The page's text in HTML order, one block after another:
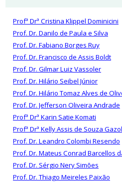
Profª Drª Cristina Klippel Dominicini
Prof. Dr. Danilo de Paula e Silva
Prof. Dr. Fabiano Borges Ruy
Prof. Dr. Francisco de Assis Boldt
Prof. Dr. Gilmar Luiz Vassoler
Prof. Dr. Hilário Seibel Júnior
Prof. Dr. Hilário Tomaz Alves de
Prof. Dr. Jefferson Oliveira Andrade
Profª Drª Karin Satie Komati
Profª Drª Kelly Assis de Souza
Prof. Dr. Leandro Colombi Resendo
Prof. Dr. Mateus Conrad Barcellos
Prof. Dr. Sérgio Nery Simões
Prof. Dr. Thiago Meireles Paixão